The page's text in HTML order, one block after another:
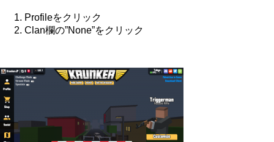
Profileをクリック
Clan欄の”None”をクリック